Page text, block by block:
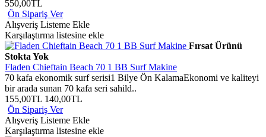
550,00TL
Ön Sipariş Ver
Alışveriş Listeme Ekle
Karşılaştırma listesine ekle
Fırsat Ürünü
Stokta Yok
Fladen Chieftain Beach 70 1 BB Surf Makine
70 kafa ekonomik surf serisi1 Bilye Ön KalamaEkonomi ve kaliteyi
bir arada sunan 70 kafa seri sahild..
155,00TL 140,00TL
Ön Sipariş Ver
Alışveriş Listeme Ekle
Karşılaştırma listesine ekle